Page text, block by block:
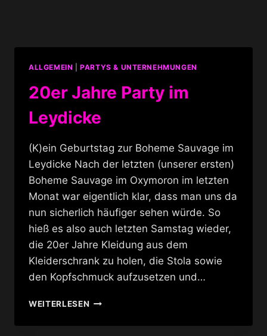
ALLGEMEIN |PARTYS & UNTERNEHMUNGEN
20er Jahre Party im
Leydicke
(K)ein Geburtstag zur Boheme Sauvage im
Leydicke Nach der letzten (unserer ersten)
Boheme Sauvage im Oxymoron im letzten
Monat war eigentlich klar, dass man uns da
nun sicherlich häufiger sehen würde. So
hieß es also auch letzten Samstag wieder,
die 20er Jahre Kleidung aus dem
Kleiderschrank zu holen, die Stola sowie
den Kopfschmuck aufzusetzen und…
WEITERLESEN20ER
PARTY